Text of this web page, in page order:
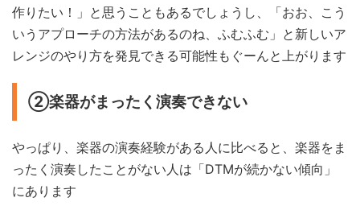
作りたい！」と思うこともあるでしょうし、「おお、こう
いうアプローチの方法があるのね、ふむふむ」と新しいア
レンジのやり方を発見できる可能性もぐーんと上がります
②楽器がまったく演奏できない
やっぱり、楽器の演奏経験がある人に比べると、楽器をま
ったく演奏したことがない人は「DTMが続かない傾向」
にあります